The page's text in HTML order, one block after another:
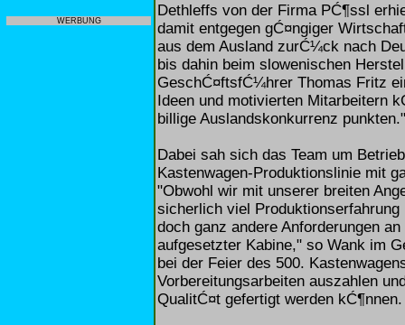
WERBUNG
Dethleffs von der Firma PĆ¶ssl
damit entgegen gĆ¤ngiger
aus dem Ausland zurĆ¼ck nach
bis dahin beim slowenischen
GeschĆ¤ftsfĆ¼hrer Thomas Fritz
Ideen und motivierten Mitarbeitern
billige Auslandskonkurrenz punkten."
Dabei sah sich das Team um
Kastenwagen-Produktionslinie mit
"Obwohl wir mit unserer breiten
sicherlich viel
doch ganz andere Anforderungen
aufgesetzter Kabine," so Wank im
bei der Feier des 500.
Vorbereitungsarbeiten auszahlen
QualitĆ¤t gefertigt werden kĆ¶nnen.